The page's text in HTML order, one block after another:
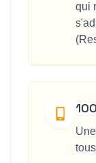
qui